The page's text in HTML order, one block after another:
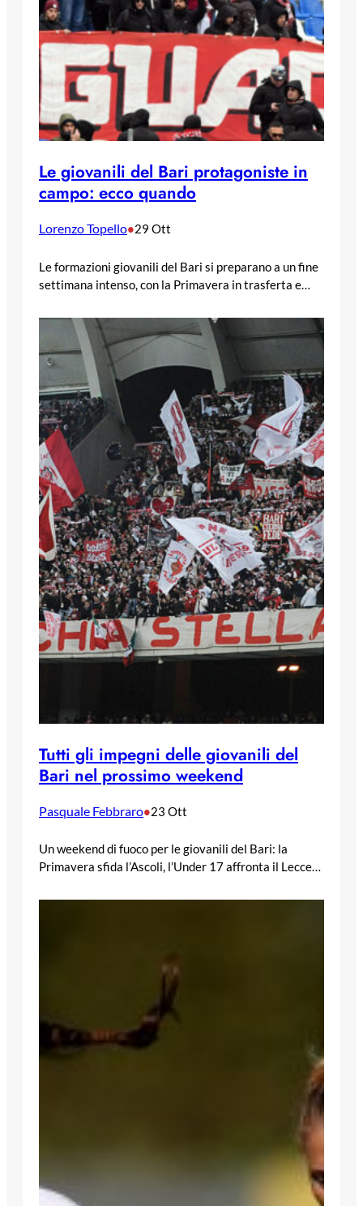
Le giovanili del Bari protagoniste in
campo: ecco quando
Lorenzo Topello•29 Ott
Le formazioni giovanili del Bari si preparano a un fine
settimana intenso, con la Primavera in trasferta e…
Tutti gli impegni delle giovanili del
Bari nel prossimo weekend
Pasquale Febbraro•23 Ott
Un weekend di fuoco per le giovanili del Bari: la
Primavera sfida l’Ascoli, l’Under 17 affronta il Lecce…